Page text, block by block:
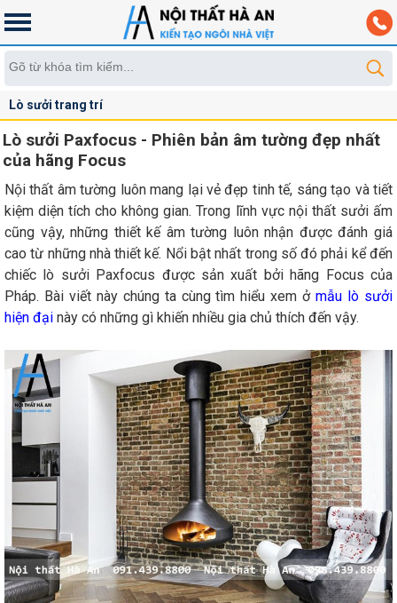
Lò sưởi trang trí
Lò sưởi Paxfocus - Phiên bản âm tường đẹp nhất
của hãng Focus
Nội thất âm tường luôn mang lại vẻ đẹp tinh tế, sáng tạo và tiết
kiệm diện tích cho không gian. Trong lĩnh vực nội thất sưởi ấm
cũng vậy, những thiết kế âm tường luôn nhận được đánh giá
cao từ những nhà thiết kế. Nổi bật nhất trong số đó phải kể đến
chiếc lò sưởi Paxfocus được sản xuất bởi hãng Focus của
Pháp. Bài viết này chúng ta cùng tìm hiểu xem ởmẫu lò sưởi
hiện đại này có những gì khiến nhiều gia chủ thích đến vậy.